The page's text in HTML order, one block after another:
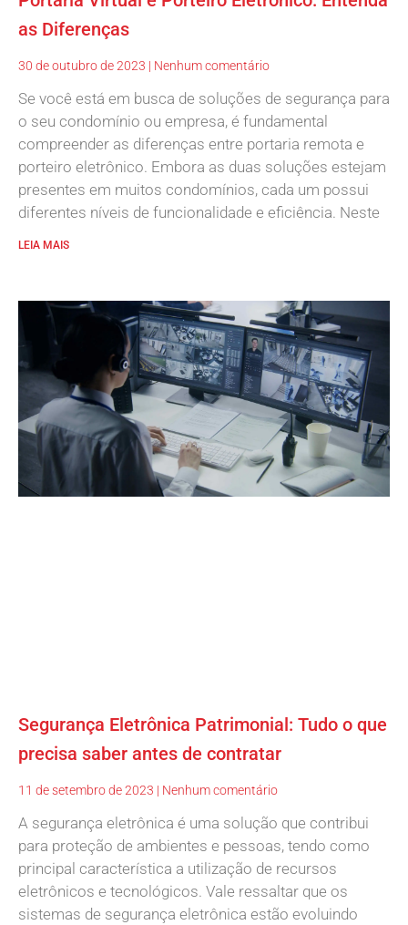
as Diferenças
30 de outubro de 2023 Nenhum comentário
Se você está em busca de soluções de segurança para
o seu condomínio ou empresa, é fundamental
compreender as diferenças entre portaria remota e
porteiro eletrônico. Embora as duas soluções estejam
presentes em muitos condomínios, cada um possui
diferentes níveis de funcionalidade e eficiência. Neste
LEIA MAIS
Segurança Eletrônica Patrimonial: Tudo o que
precisa saber antes de contratar
11 de setembro de 2023 Nenhum comentário
A segurança eletrônica é uma solução que contribui
para proteção de ambientes e pessoas, tendo como
principal característica a utilização de recursos
eletrônicos e tecnológicos. Vale ressaltar que os
sistemas de segurança eletrônica estão evoluindo